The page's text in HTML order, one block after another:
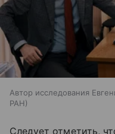
Автор исследования
РАН
Следует отметить,